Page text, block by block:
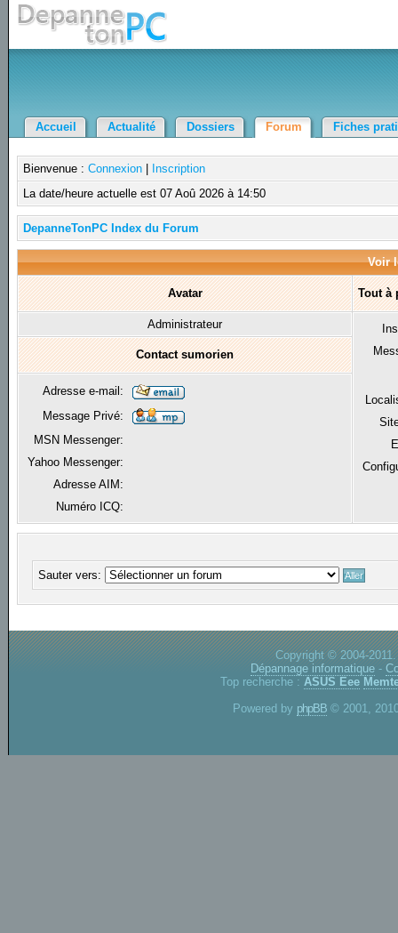
Accueil Actualité Dossiers Forum Fiches
Bienvenue :Connexion
Inscription
La date/heure actuelle est 07 Aoû 2026 à 14:50
DepanneTonPC Index du Forum
Voir
Avatar Tout à
Administrateur
Contact sumorien
Adresse e-mail:
Message Privé:
MSN Messenger:
Yahoo Messenger:
Adresse AIM:
Numéro ICQ:
Sauter vers:
Copyright © 2004-
Dépannage informatique -
Top recherche : ASUS Eee
Powered by phpBB © 2001,